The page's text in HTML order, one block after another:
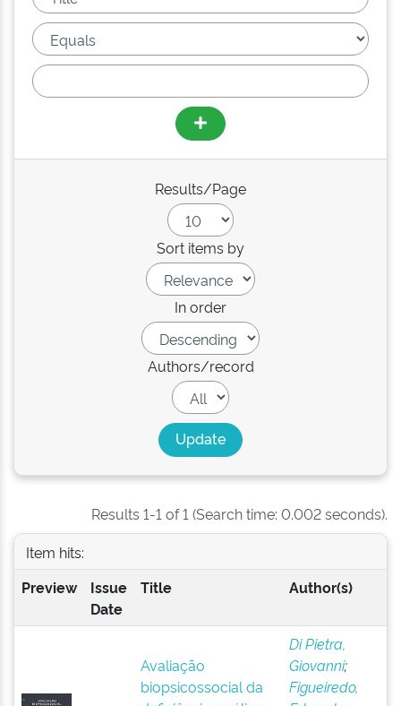
Results/Page
Sort items by
In order
Authors/record
Results 1-1 of 1 (Search time: 0.002 seconds).
Item hits:
Preview
Issue
Date
Title Author(s)
Avaliação
biopsicossocial da
Di Pietra,
Giovanni;
Figueiredo,